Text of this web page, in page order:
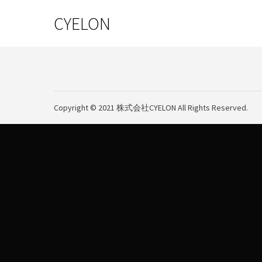
CYELON
Copyright © 2021 株式会社CYELON All Rights Reserved.